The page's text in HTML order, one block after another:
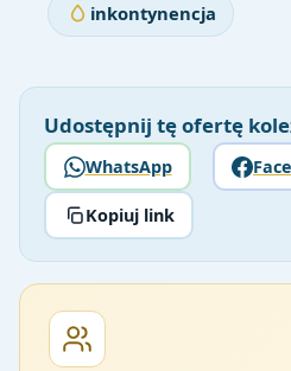
inkontynencja
Udostępnij tę ofertę
WhatsApp
Kopiuj link